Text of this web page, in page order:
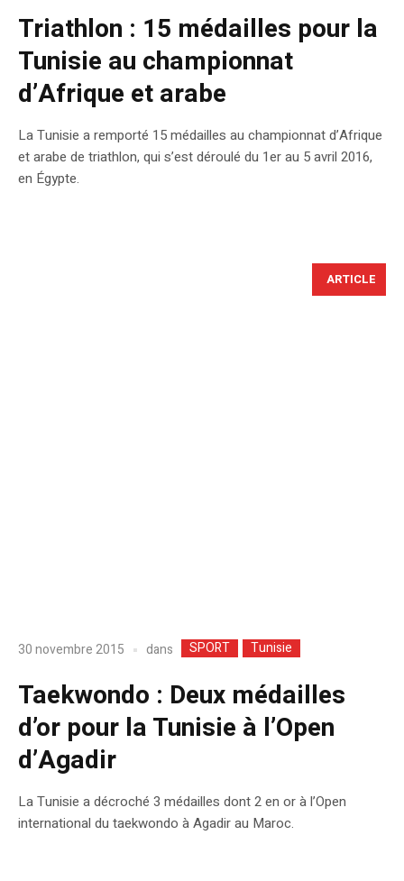
Triathlon : 15 médailles pour la
Tunisie au championnat
d’Afrique et arabe
La Tunisie a remporté 15 médailles au championnat d’Afrique
et arabe de triathlon, qui s’est déroulé du 1er au 5 avril 2016,
en Égypte.
ARTICLE
30 novembre 2015 dans SPORT Tunisie
Taekwondo : Deux médailles
d’or pour la Tunisie à l’Open
d’Agadir
La Tunisie a décroché 3 médailles dont 2 en or à l’Open
international du taekwondo à Agadir au Maroc.